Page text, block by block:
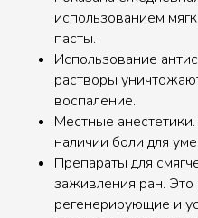
использованием
пасты.
Использование
растворы
воспаление.
Местные
наличии боли для
Препараты для
заживления ран.
регенерирующие и